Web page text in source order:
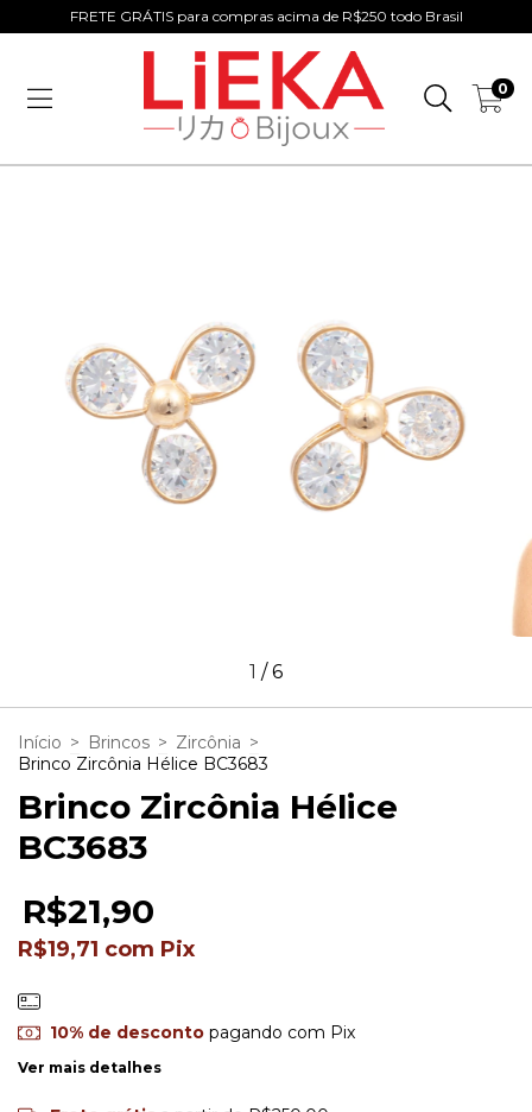
FRETE GRÁTIS para compras acima de R$250 todo Brasil
0
1 /6
Início > Brincos > Zircônia >
Brinco Zircônia Hélice BC3683
Brinco Zircônia Hélice
BC3683
R$21,90
R$19,71 com Pix
10% de descontopagando com Pix
Ver mais detalhes